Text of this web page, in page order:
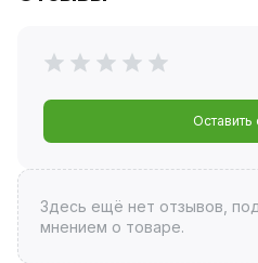
Оставить
Здесь ещё нет отзывов,
мнением о товаре.